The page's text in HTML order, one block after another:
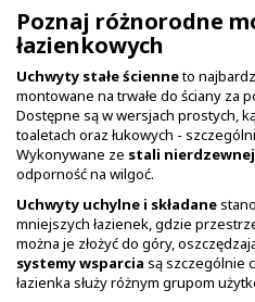
Poznaj różnorodne
łazienkowych
Uchwyty stałe ścienneto
montowane na trwałe do ściany za
Dostępne są w wersjach prostych,
toaletach oraz łukowych -
Wykonywane ze stali nierdzewnej
odporność na wilgoć.
Uchwyty uchylne i składane
mniejszych łazienek, gdzie
można je złożyć do góry,
systemy wsparcia są szczególnie
łazienka służy różnym grupom